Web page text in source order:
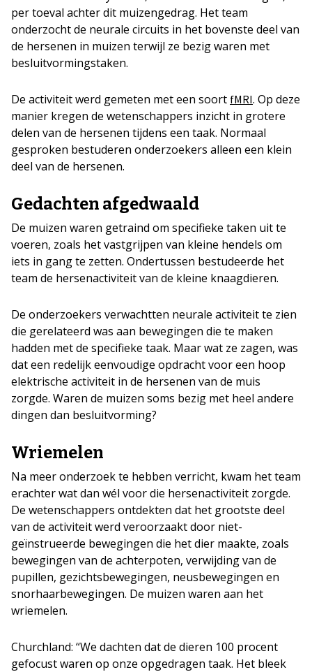
per toeval achter dit muizengedrag. Het team
onderzocht de neurale circuits in het bovenste deel van
de hersenen in muizen terwijl ze bezig waren met
besluitvormingstaken.
De activiteit werd gemeten met een soort fMRI. Op deze
manier kregen de wetenschappers inzicht in grotere
delen van de hersenen tijdens een taak. Normaal
gesproken bestuderen onderzoekers alleen een klein
deel van de hersenen.
Gedachten afgedwaald
De muizen waren getraind om specifieke taken uit te
voeren, zoals het vastgrijpen van kleine hendels om
iets in gang te zetten. Ondertussen bestudeerde het
team de hersenactiviteit van de kleine knaagdieren.
De onderzoekers verwachtten neurale activiteit te zien
die gerelateerd was aan bewegingen die te maken
hadden met de specifieke taak. Maar wat ze zagen, was
dat een redelijk eenvoudige opdracht voor een hoop
elektrische activiteit in de hersenen van de muis
zorgde. Waren de muizen soms bezig met heel andere
dingen dan besluitvorming?
Wriemelen
Na meer onderzoek te hebben verricht, kwam het team
erachter wat dan wél voor die hersenactiviteit zorgde.
De wetenschappers ontdekten dat het grootste deel
van de activiteit werd veroorzaakt door niet-
geïnstrueerde bewegingen die het dier maakte, zoals
bewegingen van de achterpoten, verwijding van de
pupillen, gezichtsbewegingen, neusbewegingen en
snorhaarbewegingen. De muizen waren aan het
wriemelen.
Churchland: “We dachten dat de dieren 100 procent
gefocust waren op onze opgedragen taak. Het bleek